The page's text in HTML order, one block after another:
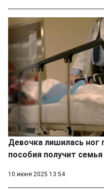
Девочка лишилась ног
пособия получит семья
10 июня 2025 13:54